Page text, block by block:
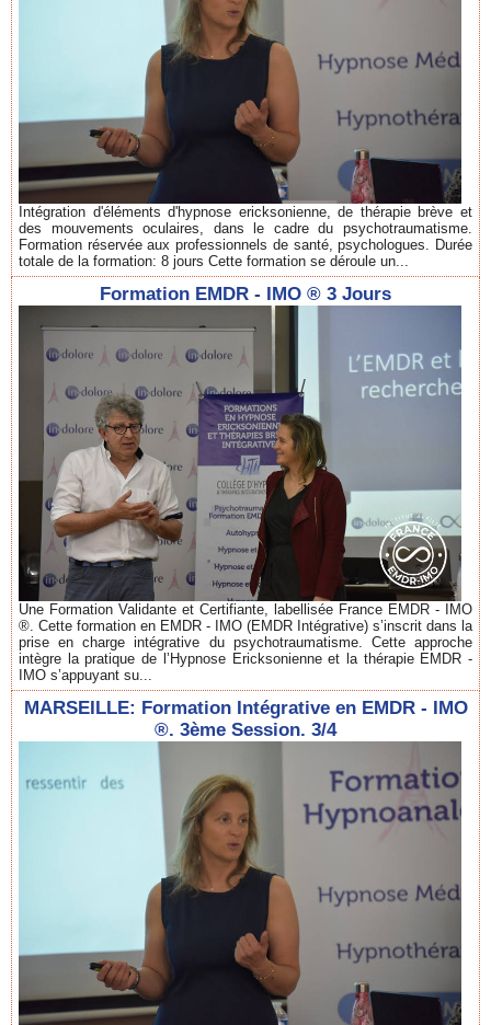
Intégration d'éléments d'hypnose ericksonienne, de thérapie brève et
des mouvements oculaires, dans le cadre du psychotraumatisme.
Formation réservée aux professionnels de santé, psychologues. Durée
totale de la formation: 8 jours Cette formation se déroule un...
Formation EMDR - IMO ® 3 Jours
Une Formation Validante et Certifiante, labellisée France EMDR - IMO
®. Cette formation en EMDR - IMO (EMDR Intégrative) s’inscrit dans la
prise en charge intégrative du psychotraumatisme. Cette approche
intègre la pratique de l’Hypnose Ericksonienne et la thérapie EMDR -
IMO s’appuyant su...
MARSEILLE: Formation Intégrative en EMDR - IMO
®. 3ème Session. 3/4